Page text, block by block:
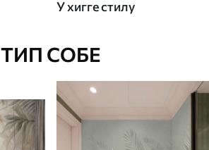
У хигге стилу
ТИП СОБЕ